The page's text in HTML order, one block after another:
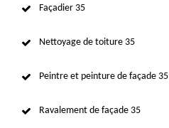
Façadier 35
Nettoyage de toiture 35
Peintre et peinture de façade 35
Ravalement de façade 35